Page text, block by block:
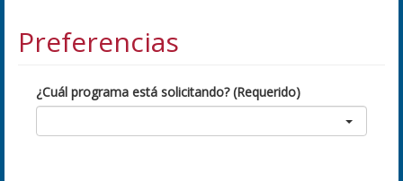
Preferencias
¿Cuál programa está solicitando? (Requerido)